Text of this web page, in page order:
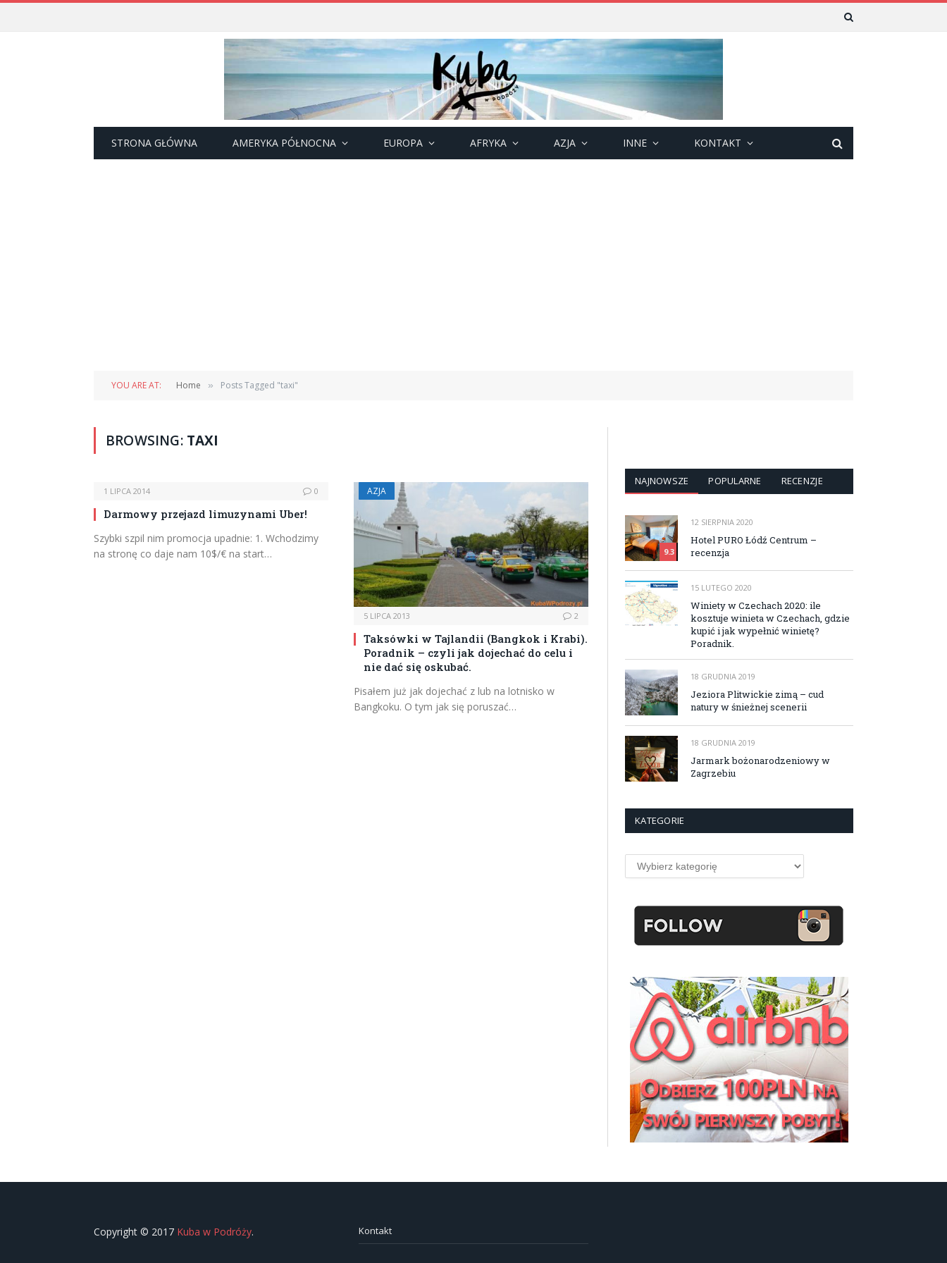
STRONA GŁÓWNA AMERYKA PÓŁNOCNA EUROPA AFRYKA AZJA INNE KONTAKT
YOU ARE AT: Home » Posts Tagged "taxi"
BROWSING: TAXI
1 LIPCA 2014 0
Darmowy przejazd limuzynami Uber!
Szybki szpil nim promocja upadnie: 1. Wchodzimy
na stronę co daje nam 10$/€ na start…
AZJA
5 LIPCA 2013 2
Taksówki w Tajlandii (Bangkok i Krabi).
Poradnik – czyli jak dojechać do celu i
nie dać się oskubać.
Pisałem już jak dojechać z lub na lotnisko w
Bangkoku. O tym jak się poruszać…
NAJNOWSZE POPULARNE RECENZJE
9.3
12 SIERPNIA 2020
Hotel PURO Łódź Centrum –
recenzja
15 LUTEGO 2020
Winiety w Czechach 2020: ile
kosztuje winieta w Czechach, gdzie
kupić i jak wypełnić winietę?
Poradnik.
18 GRUDNIA 2019
Jeziora Plitwickie zimą – cud
natury w śnieżnej scenerii
18 GRUDNIA 2019
Jarmark bożonarodzeniowy w
Zagrzebiu
KATEGORIE
Kategorie
Copyright © 2017 Kuba w Podróży. Kontakt